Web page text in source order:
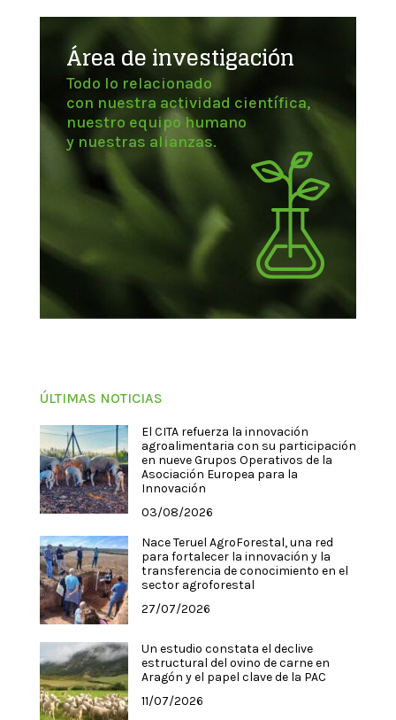
Área de investigación
Todo lo relacionado
con nuestra actividad científica,
nuestro equipo humano
y nuestras alianzas.
ÚLTIMAS NOTICIAS
El CITA refuerza la innovación
agroalimentaria con su participación
en nueve Grupos Operativos de la
Asociación Europea para la
Innovación
03/08/2026
Nace Teruel AgroForestal, una red
para fortalecer la innovación y la
transferencia de conocimiento en el
sector agroforestal
27/07/2026
Un estudio constata el declive
estructural del ovino de carne en
Aragón y el papel clave de la PAC
11/07/2026